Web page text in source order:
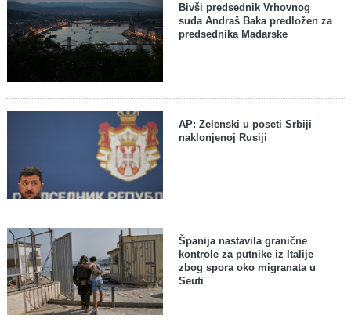
Bivši predsednik Vrhovnog
suda Andraš Baka predložen za
predsednika Mađarske
AP: Zelenski u poseti Srbiji
naklonjenoj Rusiji
Španija nastavila granične
kontrole za putnike iz Italije
zbog spora oko migranata u
Seuti